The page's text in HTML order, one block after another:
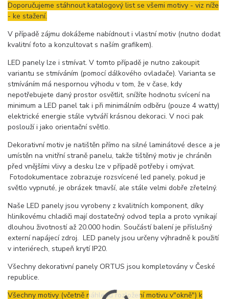
Doporučujeme stáhnout katalogový list se všemi motivy - viz níže
- ke stažení.
V případě zájmu dokážeme nabídnout i vlastní motiv (nutno dodat
kvalitní foto a konzultovat s naším grafikem).
LED panely lze i stmívat. V tomto případě je nutno zakoupit
variantu se stmíváním (pomocí dálkového ovladače). Varianta se
stmíváním má nespornou výhodu v tom, že v čase, kdy
nepotřebujete daný prostor osvětlit, snížíte hodnotu svícení na
minimum a LED panel tak i při minimálním odběru (pouze 4 watty)
elektrické energie stále vytváří krásnou dekoraci. V noci pak
poslouží i jako orientační světlo.
Dekorativní motiv je natištěn přímo na silné laminátové desce a je
umístěn na vnitřní straně panelu, takže tištěný motiv je chráněn
před vnějšími vlivy a desku lze v případě potřeby i omývat.
Fotodokumentace zobrazuje rozsvícené led panely, pokud je
světlo vypnuté, je obrázek tmavší, ale stále velmi dobře zřetelný.
Naše LED panely jsou vyrobeny z kvalitních komponent, díky
hliníkovému chladiči mají dostatečný odvod tepla a proto vynikají
dlouhou životností až 20.000 hodin. Součástí balení je příslušný
externí napájecí zdroj. LED panely jsou určeny výhradně k použití
v interiérech, stupeň krytí IP20.
Všechny dekorativní panely ORTUS jsou kompletovány v České
republice.
Všechny motivy (včetně náhledu rozložení motivu v"okně") k